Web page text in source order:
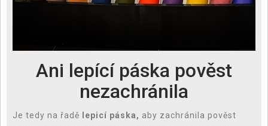
Ani lepící páska pověst
nezachránila
Je tedy na řadě lepicí páska, aby zachránila pověst